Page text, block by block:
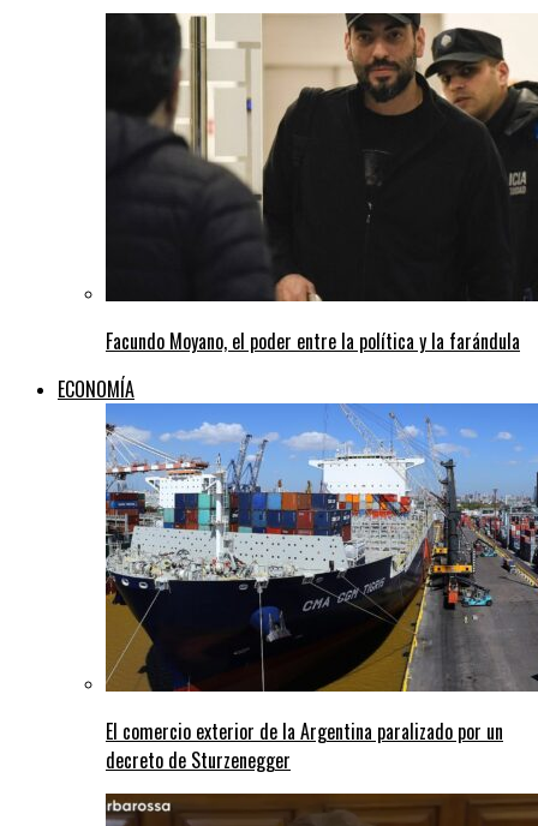
Facundo Moyano, el poder entre la política y la farándula
ECONOMÍA
El comercio exterior de la Argentina paralizado por un
decreto de Sturzenegger